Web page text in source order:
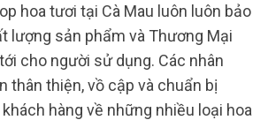
hoa tươi tại Cà Mau luôn luôn bảo
lượng sản phẩm và Thương Mại
cho người sử dụng. Các nhân
thân thiện, vồ cập và chuẩn bị
hàng về những nhiều loại hoa